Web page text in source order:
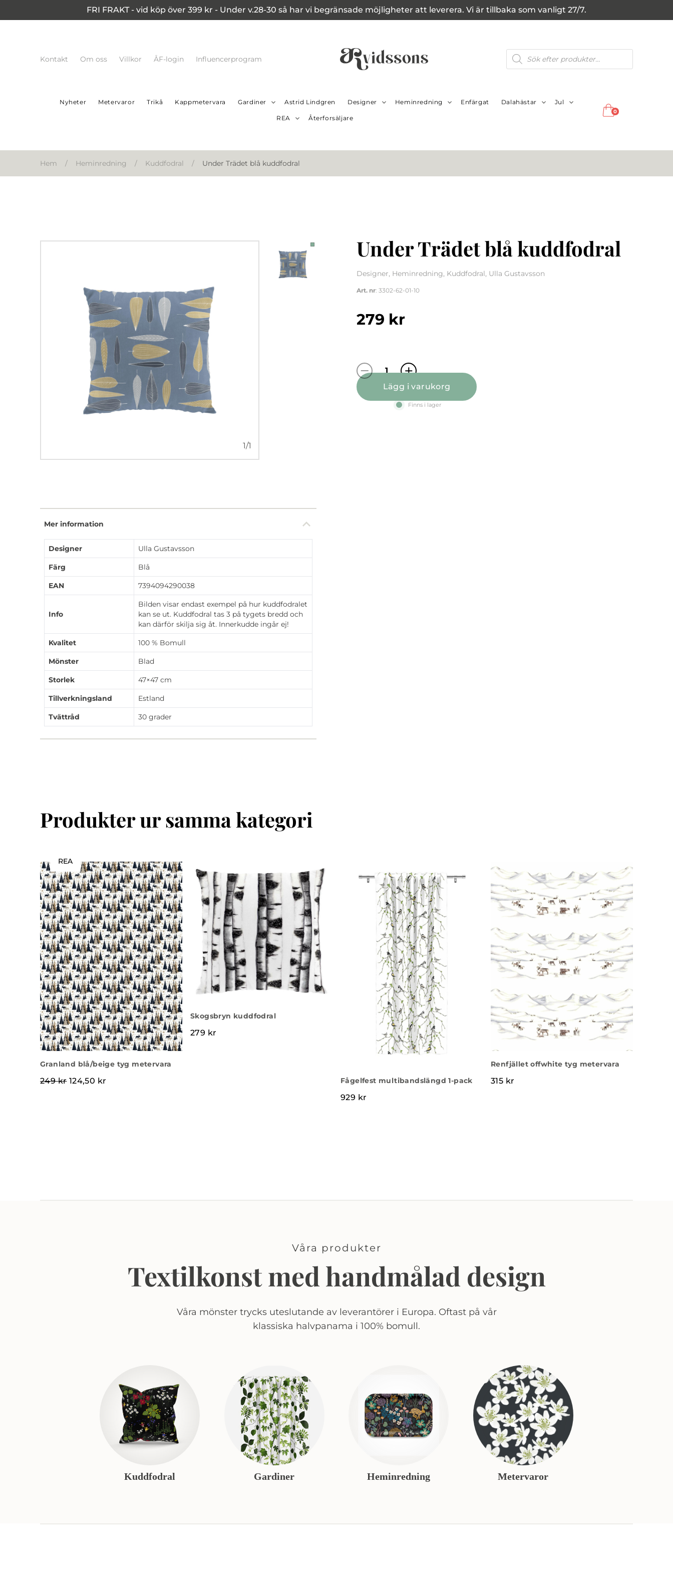
FRI FRAKT - vid köp över 399 kr - Under v.28-30 så har vi begränsade möjligheter att leverera. Vi är tillbaka som vanligt 27/7.
Kontakt Om oss Villkor ÅF-login Influencerprogram
Produktsökning
Nyheter Metervaror Trikå Kappmetervara Gardiner Astrid Lindgren Designer Heminredning Enfärgat Dalahästar Jul
REA Återforsäljare
0
Hem / Heminredning / Kuddfodral / Under Trädet blå kuddfodral
1/1
Under Trädet blå kuddfodral
Designer, Heminredning, Kuddfodral, Ulla Gustavsson
Art. nr: 3302-62-01-10
279 kr
Under Trädet blå kuddfodral mängd
Lägg i varukorg
Finns i lager
Mer information
Designer Ulla Gustavsson
Färg Blå
EAN 7394094290038
Info
Bilden visar endast exempel på hur kuddfodralet
kan se ut. Kuddfodral tas 3 på tygets bredd och
kan därför skilja sig åt. Innerkudde ingår ej!
Kvalitet 100 % Bomull
Mönster Blad
Storlek 47×47 cm
Tillverkningsland Estland
Tvättråd 30 grader
Produkter ur samma kategori
REA
Granland blå/beige tyg metervara
249kr Det ursprungliga priset var: 249 kr.
124,50 kr
Skogsbryn kuddfodral
279 kr
Fågelfest multibandslängd 1-pack
929 kr
Renfjället offwhite tyg metervara
315 kr
Våra produkter
Textilkonst med handmålad design
Våra mönster trycks uteslutande av leverantörer i Europa. Oftast på vår
klassiska halvpanama i 100% bomull.
Kuddfodral Gardiner Heminredning Metervaror